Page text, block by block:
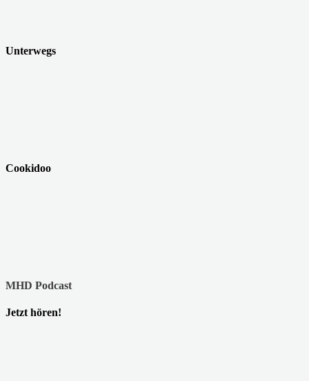
Unterwegs
Cookidoo
MHD Podcast
Jetzt hören!